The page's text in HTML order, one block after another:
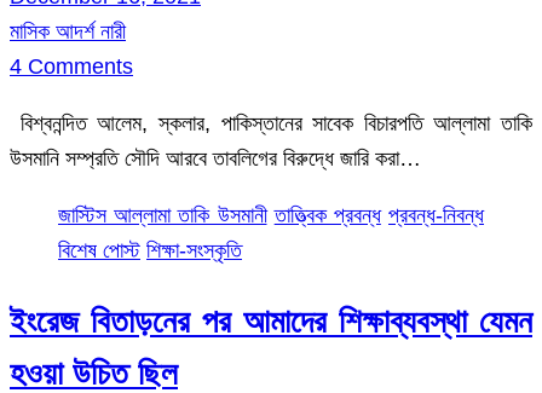
মাসিক আদর্শ নারী
4 Comments
বিশ্বনন্দিত আলেম, স্কলার, পাকিস্তানের সাবেক বিচারপতি আল্লামা তাকি
উসমানি সম্প্রতি সৌদি আরবে তাবলিগের বিরুদ্ধে জারি করা…
জাস্টিস আল্লামা তাকি উসমানী তাত্ত্বিক প্রবন্ধ প্রবন্ধ-নিবন্ধ
বিশেষ পোস্ট শিক্ষা-সংস্কৃতি
ইংরেজ বিতাড়নের পর আমাদের শিক্ষাব্যবস্থা যেমন
হওয়া উচিত ছিল